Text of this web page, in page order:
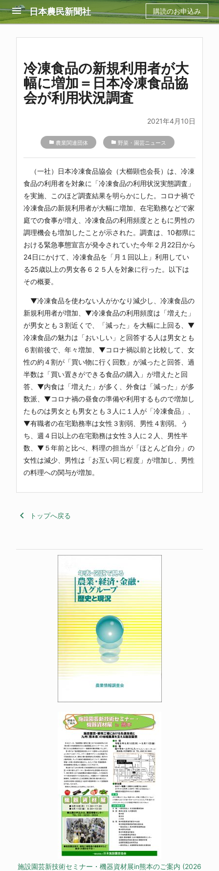
menu 日本農民新聞社 購読のお申込み
冷凍食品の新規利用者が大
幅に増加＝日本冷凍食品協
会が利用状況調査
2021年4月10日
folder 農業関連団体 folder 野菜・園芸ニュース
（一社）日本冷凍食品協会（大櫛顕也会長）は、冷凍
食品の利用者を対象に「冷凍食品の利用状況実態調査」
を実施、このほど調査結果を明らかにした。コロナ禍で
冷凍食品の新規利用者が大幅に増加、在宅勤務などで家
庭での食事が増え、冷凍食品の利用頻度とともに男性の
調理機会も増加したことが示された。調査は、10都県に
おける緊急事態宣言が発令されていた今年２月22日から
24日にかけて、冷凍食品を「月１回以上」利用してい
る25歳以上の男女各６２５人を対象に行った。以下は
その概要。
▼冷凍食品を使わない人がかなり減少し、冷凍食品の
新規利用者が増加、▼冷凍食品の利用頻度は「増えた」
が男女とも３割近くで、「減った」を大幅に上回る、▼
冷凍食品の魅力は「おいしい」と回答する人は男女とも
６割前後で、年々増加、▼コロナ禍以前と比較して、女
性の約４割が「買い物に行く回数」が減ったと回答、過
半数は「買い置きができる食品の購入」が増えたと回
答、▼内食は「増えた」が多く、外食は「減った」が多
数派、▼コロナ禍の昼食の準備や利用するもので増加し
たものは男女とも男女とも３人に１人が「冷凍食品」、
▼有職者の在宅勤務率は女性３割弱、男性４割弱。う
ち、週４日以上の在宅勤務は女性３人に２人、男性半
数、▼５年前と比べ、料理の担当が「ほとんど自分」の
女性は減少、男性は「お互い同じ程度」が増加し、男性
の料理への関与が増加。
keyboard_arrow_left トップへ戻る
施設園芸新技術セミナー・機器資材展in熊本のご案内 (2026